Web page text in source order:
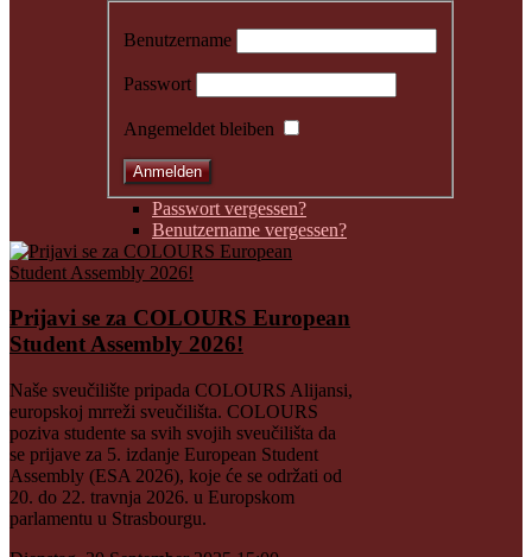
Benutzername
Passwort
Angemeldet bleiben
Passwort vergessen?
Benutzername vergessen?
Prijavi se za COLOURS European
Student Assembly 2026!
Naše sveučilište pripada COLOURS Alijansi,
europskoj mrreži sveučilišta. COLOURS
poziva studente sa svih svojih sveučilišta da
se prijave za 5. izdanje European Student
Assembly (ESA 2026), koje će se održati od
20. do 22. travnja 2026. u Europskom
parlamentu u Strasbourgu.